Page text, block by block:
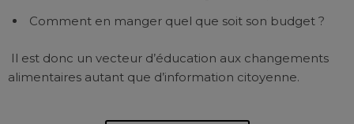
Comment en manger quel que soit son budget ?
Il est donc un vecteur d’éducation aux changements
alimentaires autant que d’information citoyenne.